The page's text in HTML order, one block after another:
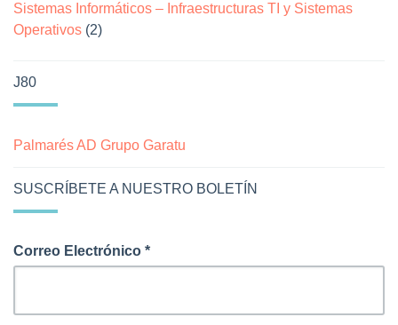
Sistemas Informáticos – Infraestructuras TI y Sistemas
Operativos (2)
J80
Palmarés AD Grupo Garatu
SUSCRÍBETE A NUESTRO BOLETÍN
Correo Electrónico *